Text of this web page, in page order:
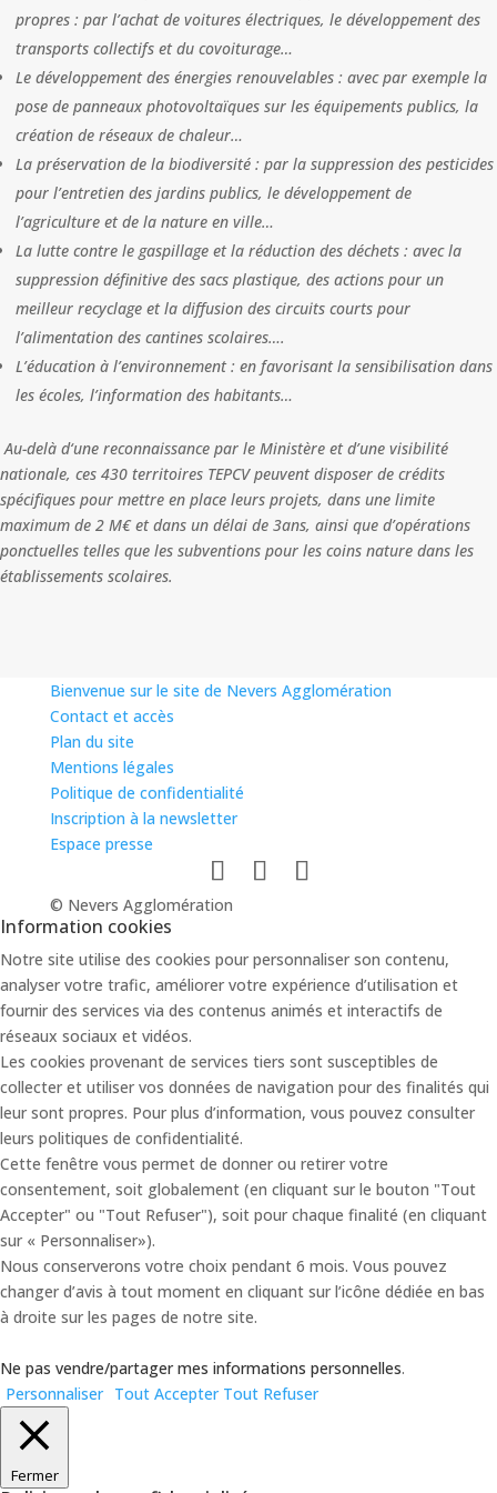
propres : par l’achat de voitures électriques, le développement des
transports collectifs et du covoiturage…
Le développement des énergies renouvelables : avec par exemple la
pose de panneaux photovoltaïques sur les équipements publics, la
création de réseaux de chaleur…
La préservation de la biodiversité : par la suppression des pesticides
pour l’entretien des jardins publics, le développement de
l’agriculture et de la nature en ville…
La lutte contre le gaspillage et la réduction des déchets : avec la
suppression définitive des sacs plastique, des actions pour un
meilleur recyclage et la diffusion des circuits courts pour
l’alimentation des cantines scolaires….
L’éducation à l’environnement : en favorisant la sensibilisation dans
les écoles, l’information des habitants…
Au-delà d‘une reconnaissance par le Ministère et d’une visibilité
nationale, ces 430 territoires TEPCV peuvent disposer de crédits
spécifiques pour mettre en place leurs projets, dans une limite
maximum de 2 M€ et dans un délai de 3ans, ainsi que d’opérations
ponctuelles telles que les subventions pour les coins nature dans les
établissements scolaires.
Bienvenue sur le site de Nevers Agglomération
Contact et accès
Plan du site
Mentions légales
Politique de confidentialité
Inscription à la newsletter
Espace presse
© Nevers Agglomération
Information cookies
Notre site utilise des cookies pour personnaliser son contenu,
analyser votre trafic, améliorer votre expérience d’utilisation et
fournir des services via des contenus animés et interactifs de
réseaux sociaux et vidéos.
Les cookies provenant de services tiers sont susceptibles de
collecter et utiliser vos données de navigation pour des finalités qui
leur sont propres. Pour plus d’information, vous pouvez consulter
leurs politiques de confidentialité.
Cette fenêtre vous permet de donner ou retirer votre
consentement, soit globalement (en cliquant sur le bouton "Tout
Accepter" ou "Tout Refuser"), soit pour chaque finalité (en cliquant
sur « Personnaliser»).
Nous conserverons votre choix pendant 6 mois. Vous pouvez
changer d’avis à tout moment en cliquant sur l’icône dédiée en bas
à droite sur les pages de notre site.
Ne pas vendre/partager mes informations personnelles.
Personnaliser Tout Accepter Tout Refuser
Fermer